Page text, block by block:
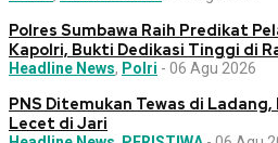
Polres Sumbawa Raih Predikat
Kapolri, Bukti Dedikasi Tinggi di
Headline News, Polri - 06 Agu 2026
PNS Ditemukan Tewas di Ladang,
Lecet di Jari